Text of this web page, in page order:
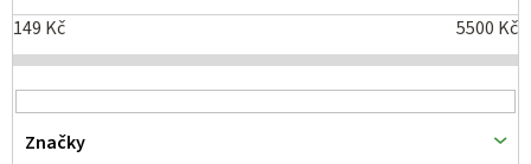
149 Kč 5500 Kč
Značky
p
i
s
p